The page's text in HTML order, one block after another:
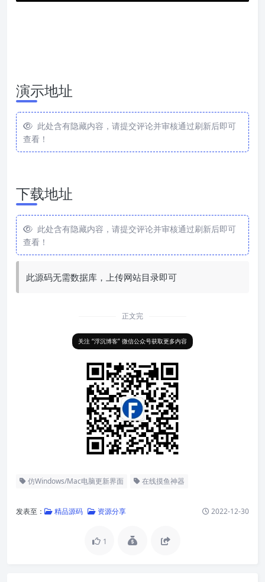
演示地址
此处含有隐藏内容，请提交评论并审核通过刷新后即可
查看！
下载地址
此处含有隐藏内容，请提交评论并审核通过刷新后即可
查看！
此源码无需数据库，上传网站目录即可
正文完
关注 “浮沉博客” 微信公众号获取更多内容
仿Windows/Mac电脑更新界面 在线摸鱼神器
发表至： 精品源码 资源分享 2022-12-30
1